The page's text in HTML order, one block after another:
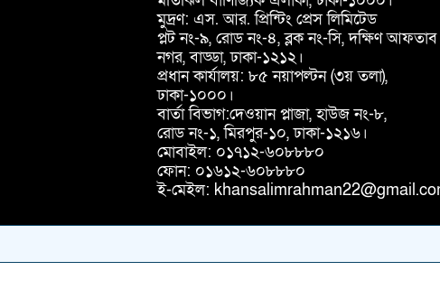
মুদ্রণ: এস. আর. প্রিন্টিং প্রেস লিমিটেড
প্লট নং-৯, রোড নং-৪, ব্লক নং-সি, দক্ষিণ আফতাব
নগর, বাড্ডা, ঢাকা-১২১২।
প্রধান কার্যালয়: ৮৫ নয়াপল্টন (৩য় তলা),
ঢাকা-১০০০।
বার্তা বিভাগ:দেওয়ান প্লাজা, হাউজ নং-৮,
রোড নং-১, মিরপুর-১০, ঢাকা-১২১৬।
মোবাইল: ০১৭১২-৬০৮৮৮০
ফোন: ০১৬১২-৬০৮৮৮০
ই-মেইল: